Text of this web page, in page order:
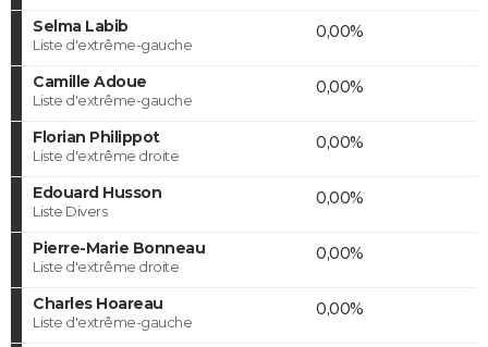
Selma Labib
Liste d'extrême-gauche
0,00%
Camille Adoue
Liste d'extrême-gauche
0,00%
Florian Philippot
Liste d'extrême droite
0,00%
Edouard Husson
Liste Divers
0,00%
Pierre-Marie Bonneau
Liste d'extrême droite
0,00%
Charles Hoareau
Liste d'extrême-gauche
0,00%